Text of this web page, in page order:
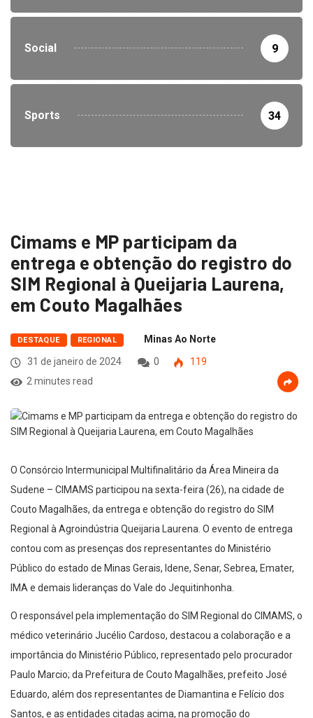
Social 9
Sports 34
Cimams e MP participam da
entrega e obtenção do registro do
SIM Regional à Queijaria Laurena,
em Couto Magalhães
DESTAQUE REGIONAL
Minas Ao Norte
31 de janeiro de 2024
0
119
2 minutes read
O Consórcio Intermunicipal Multifinalitário da Área Mineira da
Sudene – CIMAMS participou na sexta-feira (26), na cidade de
Couto Magalhães, da entrega e obtenção do registro do SIM
Regional à Agroindústria Queijaria Laurena. O evento de entrega
contou com as presenças dos representantes do Ministério
Público do estado de Minas Gerais, Idene, Senar, Sebrea, Emater,
IMA e demais lideranças do Vale do Jequitinhonha.
O responsável pela implementação do SIM Regional do CIMAMS, o
médico veterinário Jucélio Cardoso, destacou a colaboração e a
importância do Ministério Público, representado pelo procurador
Paulo Marcio; da Prefeitura de Couto Magalhães, prefeito José
Eduardo, além dos representantes de Diamantina e Felício dos
Santos, e as entidades citadas acima, na promoção do